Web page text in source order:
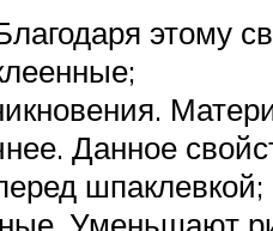
этому
Данное
шпаклевкой;
Уменьшают